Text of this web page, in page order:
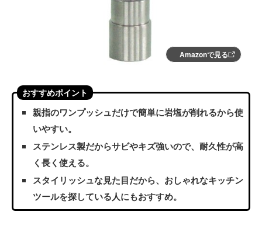
Amazonで見る
おすすめポイント
親指のワンプッシュだけで簡単に岩塩が削れるから使
いやすい。
ステンレス製だからサビやキズ強いので、耐久性が高
く長く使える。
スタイリッシュな見た目だから、おしゃれなキッチン
ツールを探している人にもおすすめ。